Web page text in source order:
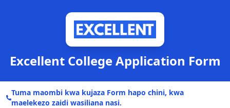
Excellent College Application Form
Tuma maombi kwa kujaza Form hapo chini, kwa
maelekezo zaidi wasiliana nasi.